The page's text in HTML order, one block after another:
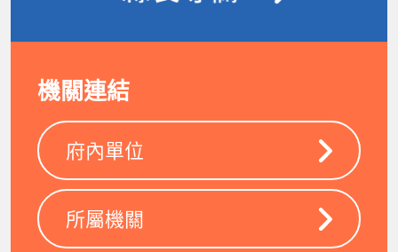
機關連結
府內單位
所屬機關